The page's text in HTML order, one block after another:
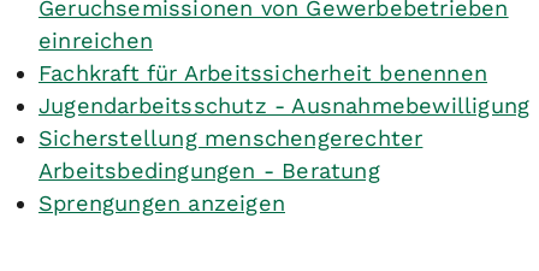
Geruchsemissionen von Gewerbebetrieben
einreichen
Fachkraft für Arbeitssicherheit benennen
Jugendarbeitsschutz - Ausnahmebewilligung
Sicherstellung menschengerechter
Arbeitsbedingungen - Beratung
Sprengungen anzeigen